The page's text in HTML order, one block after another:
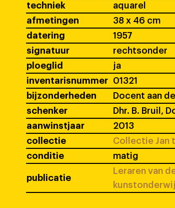
techniek
aquarel
afmetingen
38 x 46 cm
datering
1957
signatuur
rechtsonder
ploeglid
ja
inventarisnummer
01321
bijzonderheden
Docent aan
schenker
Dhr. B. Bruil,
aanwinstjaar
2013
collectie
Collectie Jan
conditie
matig
publicatie
Leraren van